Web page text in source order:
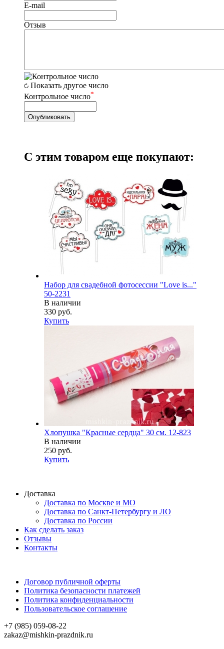
E-mail
Отзыв
Показать другое число
Контрольное число*
С этим товаром еще покупают:
Набор для свадебной фотосессии "Love is..."
50-2231
В наличии
330 руб.
Купить
Хлопушка "Красные сердца" 30 см. 12-823
В наличии
250 руб.
Купить
Доставка
Доставка по Москве и МО
Доставка по Санкт-Петербургу и ЛО
Доставка по России
Как сделать заказ
Отзывы
Контакты
Договор публичной оферты
Политика безопасности платежей
Политика конфиденциальности
Пользовательское соглашение
+7 (985) 059-08-22
zakaz@mishkin-prazdnik.ru